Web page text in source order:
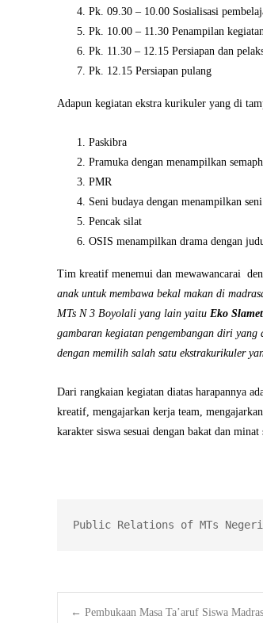
Pk. 09.30 – 10.00 Sosialisasi
Pk. 10.00 – 11.30 Penampilan
Pk. 11.30 – 12.15 Persiapan dan
Pk. 12.15 Persiapan pulang
Adapun kegiatan ekstra kurikuler yang di
Paskibra
Pramuka dengan menampilkan
PMR
Seni budaya dengan menampilkan
Pencak silat
OSIS menampilkan drama dengan
Tim kreatif menemui dan mewawancarai
anak untuk membawa bekal makan di
MTs N 3 Boyolali yang lain yaitu Eko
gambaran kegiatan pengembangan diri
dengan memilih salah satu ekstrakurikuler
Dari rangkaian kegiatan diatas harapannya
kreatif, mengajarkan kerja team,
karakter siswa sesuai dengan bakat dan
Public Relations of MTs
← Pembukaan Masa Ta’aruf Siswa